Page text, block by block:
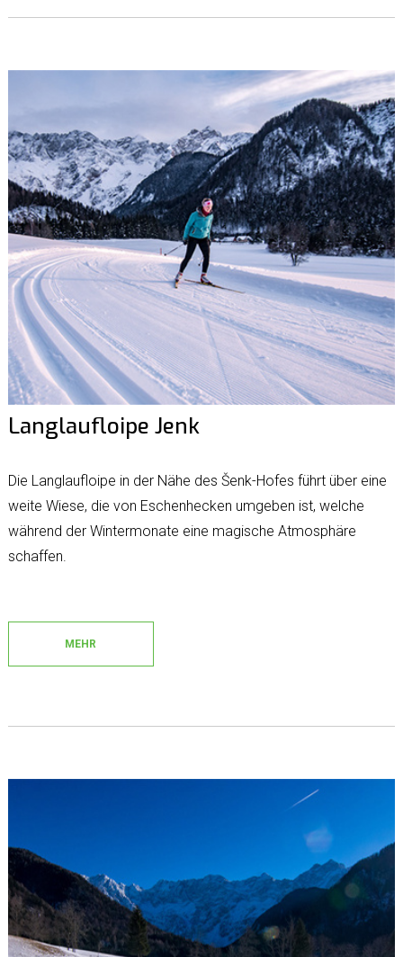
Langlaufloipe Jenk
Die Langlaufloipe in der Nähe des Šenk-Hofes führt über eine
weite Wiese, die von Eschenhecken umgeben ist, welche
während der Wintermonate eine magische Atmosphäre
schaffen.
MEHR